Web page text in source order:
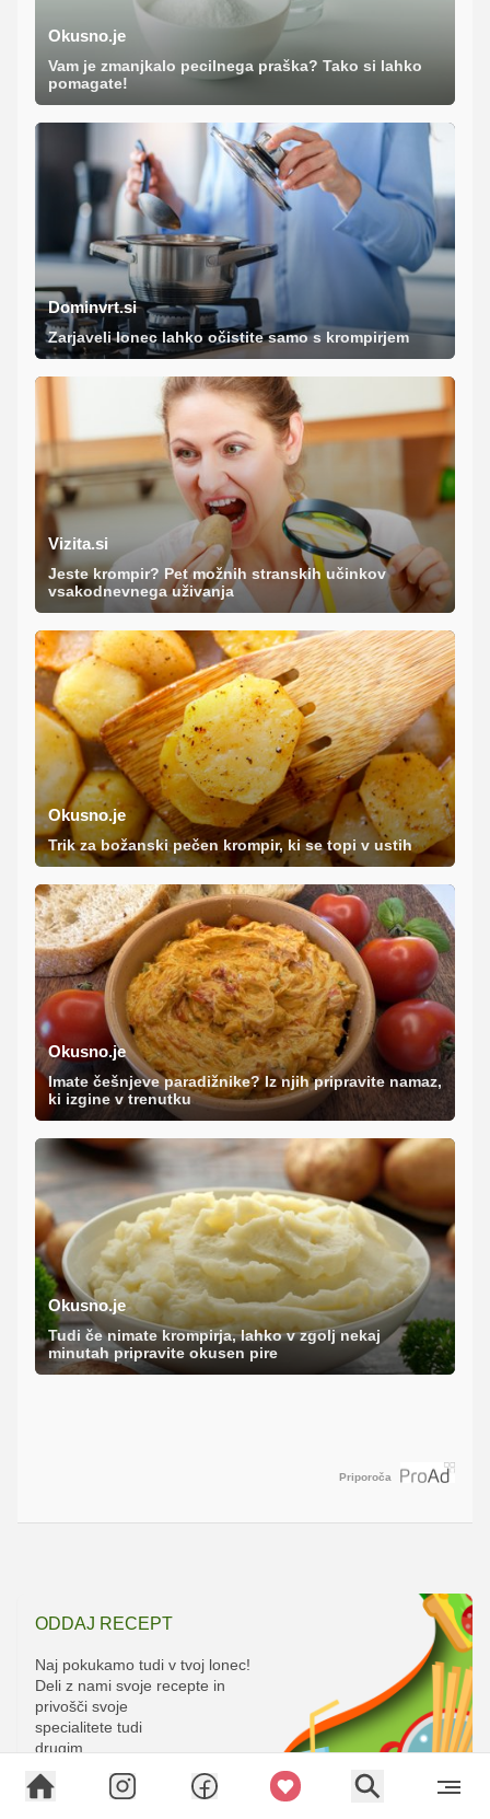
Okusno.je
Vam je zmanjkalo pecilnega praška? Tako si lahko
pomagate!
Dominvrt.si
Zarjaveli lonec lahko očistite samo s krompirjem
Vizita.si
Jeste krompir? Pet možnih stranskih učinkov
vsakodnevnega uživanja
Okusno.je
Trik za božanski pečen krompir, ki se topi v ustih
Okusno.je
Imate češnjeve paradižnike? Iz njih pripravite namaz,
ki izgine v trenutku
Okusno.je
Tudi če nimate krompirja, lahko v zgolj nekaj
minutah pripravite okusen pire
Priporoča
ODDAJ RECEPT
Naj pokukamo tudi v tvoj lonec!
Deli z nami svoje recepte in
privošči svoje
specialitete tudi
drugim.
Oddaj recept